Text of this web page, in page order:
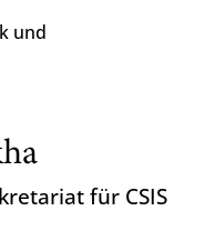
und
für CSIS